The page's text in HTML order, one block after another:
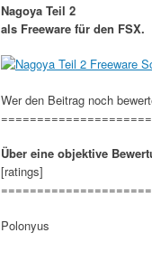
Nagoya Teil 2
als Freeware für den FSX.
Wer den Beitrag noch
Über eine objektive
[ratings]
Polonyus